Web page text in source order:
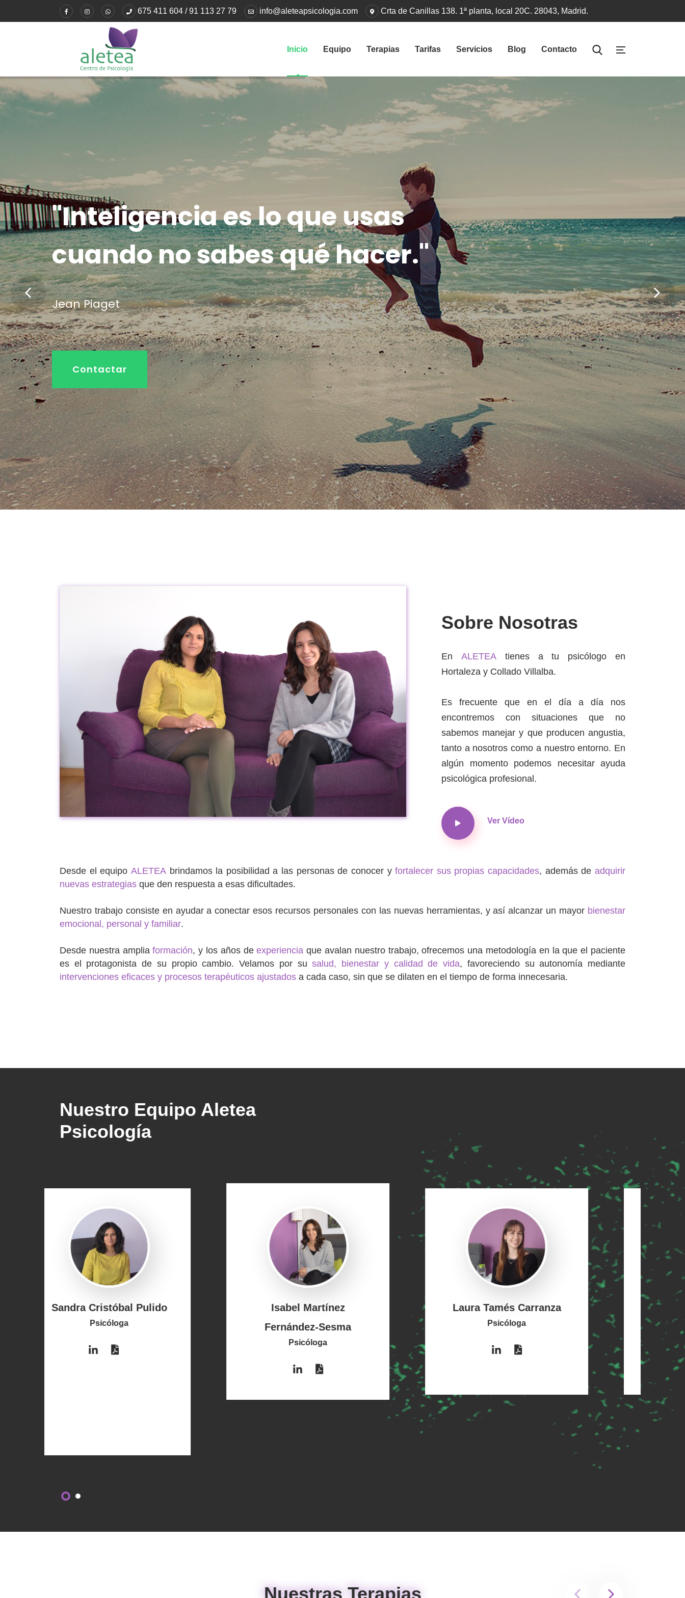
675 411 604 / 91 113 27 79 info@aleteapsicologia.com Crta de Canillas 138. 1ª planta, local 20C. 28043, Madrid.
Inicio Equipo Terapias Tarifas Servicios Blog Contacto
"Inteligenciaesloqueusas
cuandonosabesquéhacer."
JeanPiaget
Contactar
Sobre Nosotras
En ALETEAtienes a tu psicólogo en
Hortaleza y Collado Villalba.
Es frecuente que en el día a día nos
encontremos con situaciones que no
sabemos manejar y que producen angustia,
tanto a nosotros como a nuestro entorno. En
algún momento podemos necesitar ayuda
psicológica profesional.
Ver Vídeo
Desde el equipo ALETEAbrindamos la posibilidad a las personas de conocer yfortalecer sus propias capacidades, además deadquirir
nuevas estrategias que den respuesta a esas dificultades.
Nuestro trabajo consiste en ayudar a conectar esos recursos personales con las nuevas herramientas, y así alcanzar un mayor bienestar
emocional, personal y familiar.
Desde nuestra ampliaformación, y los años deexperiencia que avalan nuestro trabajo, ofrecemos una metodología en la que el paciente
es el protagonista de su propio cambio. Velamos por susalud, bienestar y calidad de vida, favoreciendo su autonomía mediante
intervenciones eficaces y procesos terapéuticos ajustados a cada caso, sin que se dilaten en el tiempo de forma innecesaria.
Nuestro Equipo Aletea
Psicología
Isabel Martínez
Fernández-Sesma
Laura Tamés Carranza
Psicóloga
Diego Guijarro
Psicólogo
Nuestras Terapias